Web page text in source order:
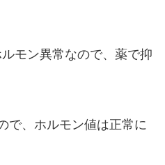
モン異常なので、薬で抑
で、ホルモン値は正常に